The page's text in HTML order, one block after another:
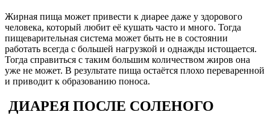
Жирная пища может привести к диарее даже у здорового
человека, который любит её кушать часто и много. Тогда
пищеварительная система может быть не в состоянии
работать всегда с большей нагрузкой и однажды истощается.
Тогда справиться с таким большим количеством жиров она
уже не может. В результате пища остаётся плохо переваренной
и приводит к образованию поноса.
ДИАРЕЯ ПОСЛЕ СОЛЕНОГО